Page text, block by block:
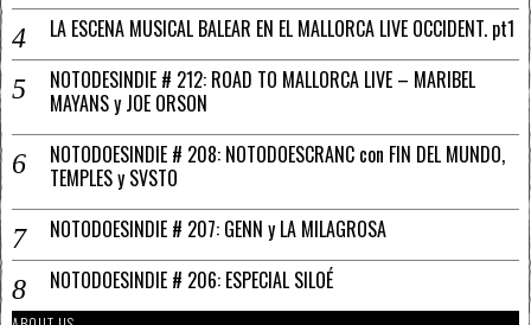
LA ESCENA MUSICAL BALEAR EN EL MALLORCA LIVE OCCIDENT. pt1
NOTODESINDIE # 212: ROAD TO MALLORCA LIVE – MARIBEL
MAYANS y JOE ORSON
NOTODOESINDIE # 208: NOTODOESCRANC con FIN DEL MUNDO,
TEMPLES y SVSTO
NOTODOESINDIE # 207: GENN y LA MILAGROSA
NOTODOESINDIE # 206: ESPECIAL SILOÉ